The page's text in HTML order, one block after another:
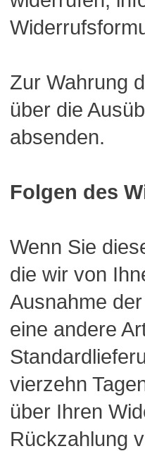
Zur Wahrung
über die
absenden.
Folgen des
Wenn Sie
die wir von
Ausnahme
eine andere
vierzehn
über Ihren
Rückzahlung